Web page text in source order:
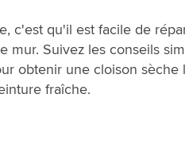
c'est qu'il est facile de
mur. Suivez les conseils
obtenir une cloison sèche
fraîche.